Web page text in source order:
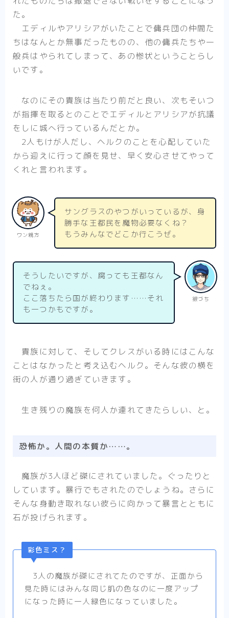
た。
エディルやアリシアがいたことで傭兵団の仲間た
ちはなんとか無事だったものの、他の傭兵たちや一
般兵はやられてしまって、あの惨状ということらし
いです。
なのにその貴族は当たり前だと良い、次もそいつ
が指揮を取るとのことでエディルとアリシアが抗議
をしに城へ行っているんだとか。
2人もけが人だし、ヘルクのことを心配していた
から迎えに行って顔を見せ、早く安心させてやって
くれと言われます。
ワン親方
サングラスのやつがいっているが、身
勝手な王都民を魔物必要なくね？
もうみんなでどこか行こうぜ。
銀づち
そうしたいですが、腐っても王都なん
でねぇ。
ここ落ちたら国が終わります……それ
も一つかもですが。
貴族に対して、そしてクレスがいる時にはこんな
ことはなかったと考え込むヘルク。そんな彼の横を
街の人が通り過ぎていきます。
生き残りの魔族を何人か連れてきたらしい、と。
恐怖か。人間の本質か……。
魔族が3人ほど磔にされていました。ぐったりと
しています。暴行でもされたのでしょうね。さらに
そんな身動き取れない彼らに向かって暴言とともに
石が投げられます。
彩色ミス？
3人の魔族が磔にされてたのですが、正面から
見た時にはみんな同じ肌の色なのに一度アップ
になった時に一人緑色になっていました。